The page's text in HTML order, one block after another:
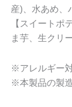
産)、水あめ、
【スイートポ
ま芋、生クリ
※アレルギー
※本製品の製